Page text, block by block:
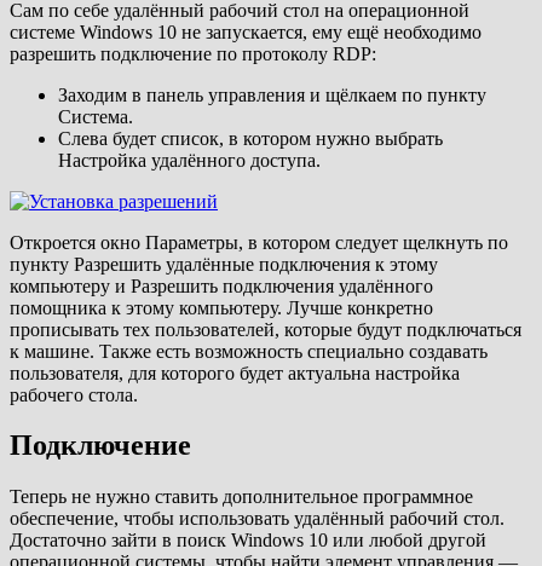
Сам по себе удалённый рабочий стол на операционной
системе Windows 10 не запускается, ему ещё необходимо
разрешить подключение по протоколу RDP:
Заходим в панель управления и щёлкаем по пункту
Система.
Слева будет список, в котором нужно выбрать
Настройка удалённого доступа.
Откроется окно Параметры, в котором следует щелкнуть по
пункту Разрешить удалённые подключения к этому
компьютеру и Разрешить подключения удалённого
помощника к этому компьютеру. Лучше конкретно
прописывать тех пользователей, которые будут подключаться
к машине. Также есть возможность специально создавать
пользователя, для которого будет актуальна настройка
рабочего стола.
Подключение
Теперь не нужно ставить дополнительное программное
обеспечение, чтобы использовать удалённый рабочий стол.
Достаточно зайти в поиск Windows 10 или любой другой